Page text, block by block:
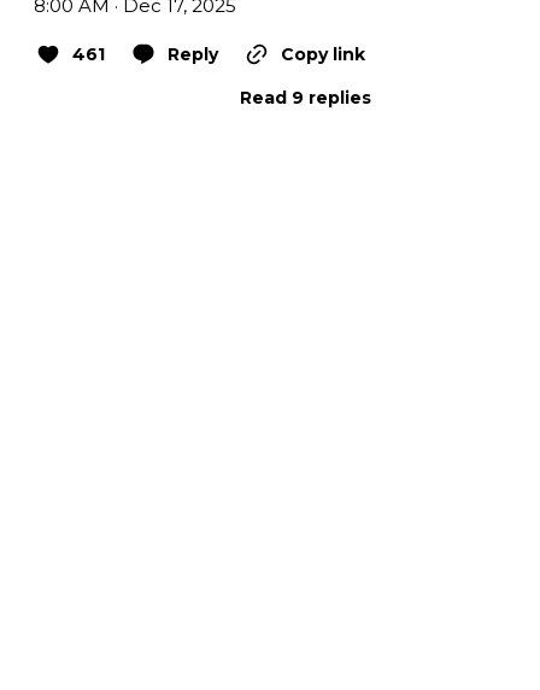
8:00 AM · Dec 17, 2025
461 Reply
Copy link
Read 9 replies